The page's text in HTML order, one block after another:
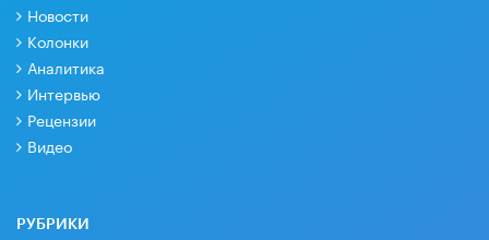
Новости
Колонки
Аналитика
Интервью
Рецензии
Видео
РУБРИКИ